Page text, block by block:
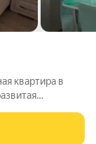
квартира в
в самом